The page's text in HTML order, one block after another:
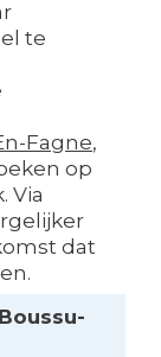
te
Fagne,
op
Via
dat